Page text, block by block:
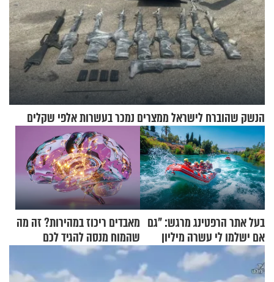
הנשק שהוברח לישראל ממצרים נמכר בעשרות אלפי שקלים
בעל אתר הרפטינג מרגש: "גם
אם ישלמו לי עשרה מיליון
שקלים - לא אפתח בשבת"
מאבדים ריכוז במהירות? זה מה
שהמוח מנסה להגיד לכם